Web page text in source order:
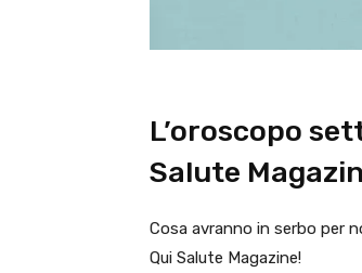
L’oroscopo
Salute
Cosa avranno in serbo per
Qui Salute Magazine!